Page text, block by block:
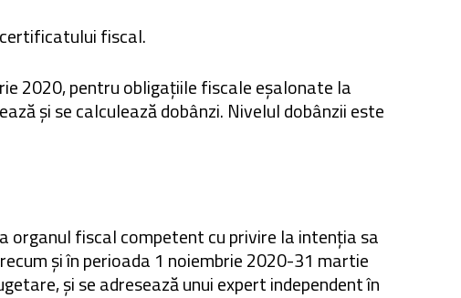
fiscal.
2020, pentru obligațiile fiscale eșalonate la
și se calculează dobânzi. Nivelul dobânzii este
organul fiscal competent cu privire la intenția sa
și în perioada 1 noiembrie 2020-31 martie
și se adresează unui expert independent în